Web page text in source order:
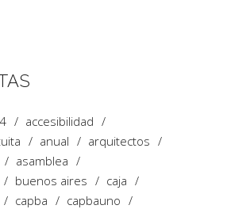
accesibilidad
anual
arquitectos
asamblea
buenos aires
caja
capba
capbauno